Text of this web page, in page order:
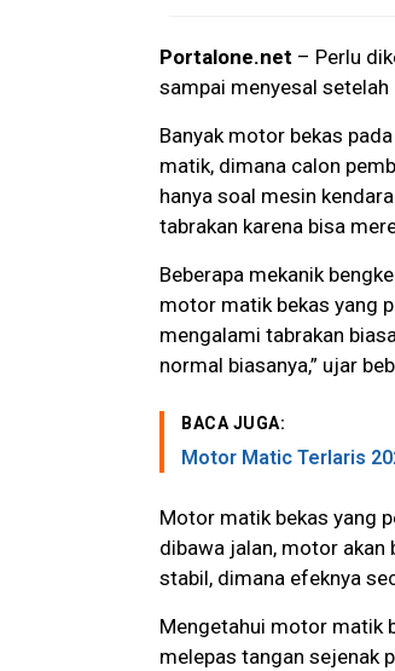
Portalone.net – Perlu
sampai menyesal setelah
Banyak motor bekas
matik, dimana calon
hanya soal mesin
tabrakan karena bisa
Beberapa mekanik
motor matik bekas yang
mengalami tabrakan
normal biasanya,” ujar
BACA JUGA:
Motor Matic Terlaris
Motor matik bekas yang
dibawa jalan, motor
stabil, dimana efeknya
Mengetahui motor matik
melepas tangan sejenak